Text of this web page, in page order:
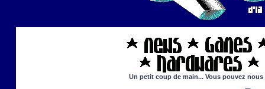
Un petit coup de main... Vous pouvez